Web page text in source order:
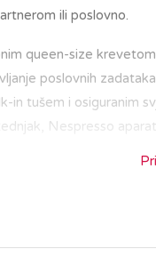
ili poslovno.
queen-size
poslovnih
in tušem i osiguranim
Nespresso
Jelačića, ili da